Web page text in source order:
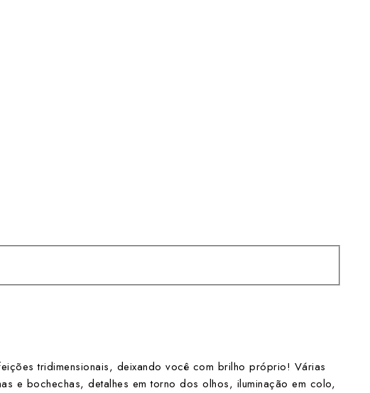
tridimensionais, deixando você com brilho próprio! Várias
e bochechas, detalhes em torno dos olhos, iluminação em colo,